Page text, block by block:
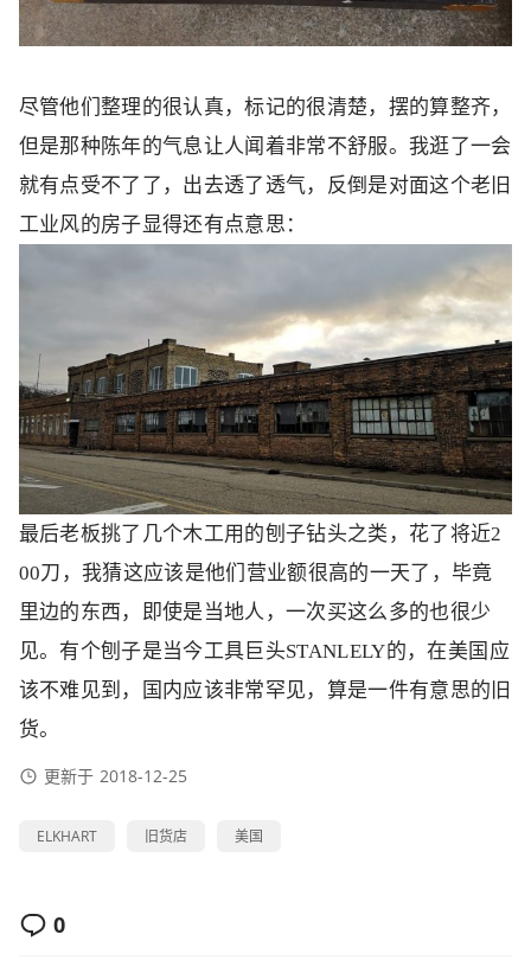
尽管他们整理的很认真，标记的很清楚，摆的算整齐，
但是那种陈年的气息让人闻着非常不舒服。我逛了一会
就有点受不了了，出去透了透气，反倒是对面这个老旧
工业风的房子显得还有点意思：
最后老板挑了几个木工用的刨子钻头之类，花了将近2
00刀，我猜这应该是他们营业额很高的一天了，毕竟
里边的东西，即使是当地人，一次买这么多的也很少
见。有个刨子是当今工具巨头STANLELY的，在美国应
该不难见到，国内应该非常罕见，算是一件有意思的旧
货。
更新于 2018-12-25
ELKHART 旧货店 美国
0